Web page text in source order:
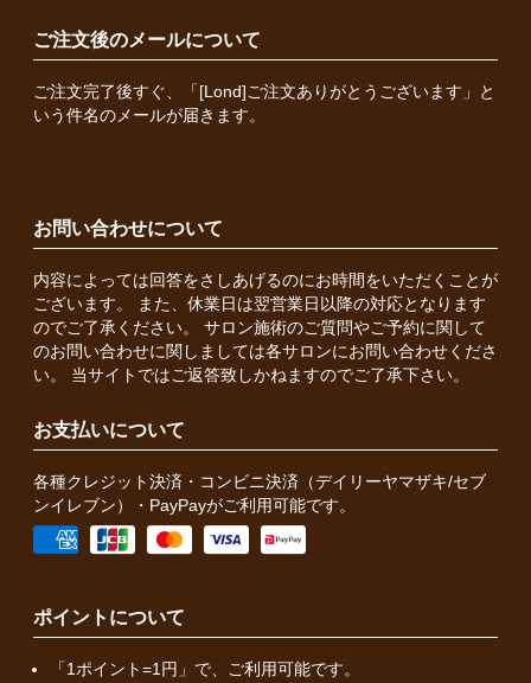
ご注文後のメールについて
ご注文完了後すぐ、「[Lond]ご注文ありがとうございます」と
いう件名のメールが届きます。
お問い合わせについて
内容によっては回答をさしあげるのにお時間をいただくことが
ございます。 また、休業日は翌営業日以降の対応となります
のでご了承ください。 サロン施術のご質問やご予約に関して
のお問い合わせに関しましては各サロンにお問い合わせくださ
い。 当サイトではご返答致しかねますのでご了承下さい。
お支払いについて
各種クレジット決済・コンビニ決済（デイリーヤマザキ/セブ
ンイレブン）・PayPayがご利用可能です。
ポイントについて
「1ポイント=1円」で、ご利用可能です。